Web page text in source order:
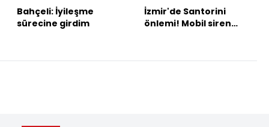
Bahçeli: İyileşme
sürecine girdim
İzmir'de Santorini
önlemi! Mobil siren